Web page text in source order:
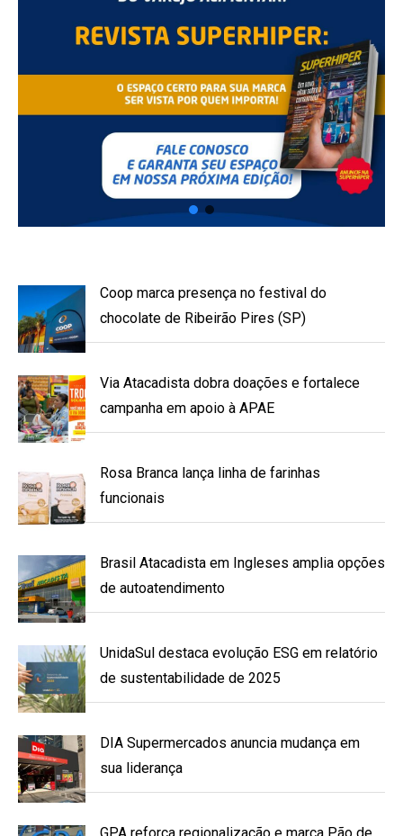
Coop marca presença no festival do
chocolate de Ribeirão Pires (SP)
Via Atacadista dobra doações e fortalece
campanha em apoio à APAE
Rosa Branca lança linha de farinhas
funcionais
Brasil Atacadista em Ingleses amplia opções
de autoatendimento
UnidaSul destaca evolução ESG em relatório
de sustentabilidade de 2025
DIA Supermercados anuncia mudança em
sua liderança
GPA reforça regionalização e marca Pão de